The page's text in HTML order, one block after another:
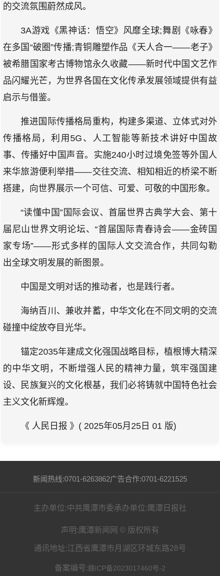
的交流氛围蔚然成风。
3A游戏《黑神话：悟空》风靡全球;舞剧《咏春》
在多国“破圈”传播;青铜雕塑作品《天人合一——老子》
被希腊国家考古博物馆永久收藏——新时代中国文艺作
品闪耀光芒，为世界各国在文化传承发展领域提供有益
启示与借鉴。
推进国际传播格局重构，构建多渠道、立体式对外
传播格局，利用5G、人工智能等新技术讲好中国故
事、传播好中国声音。实施240小时过境免签等外国人
来华旅游便利举措——交往交流、相知相近的桥梁不断
搭建，向世界展示一个可信、可爱、可敬的中国形象。
“读懂中国”国际会议、首届世界古典学大会、第十
届尼山世界文明论坛、“首届国际青春诗会——金砖国
家专场”——形式多样的国际人文交流合作，共同勾勒
出全球文明发展的新图景。
中国是文明对话的推动者，也是践行者。
海纳百川、兼收并蓄，中华文化在不同文明的交流
碰撞中绽放夺目光华。
锚定2035年建成文化强国战略目标，植根博大精深
的中华文明，不断增强人民的精神力量，筑牢强国建
设、民族复兴的文化根基，我们必将铸就中国特色社会
主义文化新辉煌。
《 人民日报 》( 2025年05月25日 01 版)
新闻热线:0701-6263862广告合作:0701-6221525
主办单位:中共鹰潭市委承办单位:鹰潭日报社
声明:鹰潭新闻网 © 版权所有
通讯地址:江西省鹰潭市月湖区环城东路28号
备案编号:赣ICP备2023017460号-2